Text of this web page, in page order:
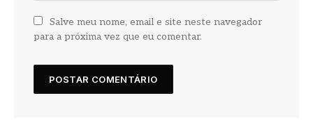
Salve meu nome, email e site neste navegador
para a próxima vez que eu comentar.